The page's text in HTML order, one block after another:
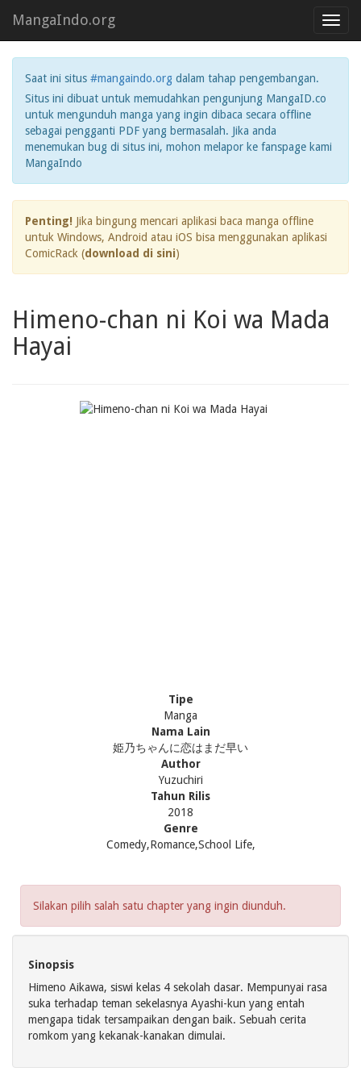
MangaIndo.org
Saat ini situs #mangaindo.org dalam tahap pengembangan.
Situs ini dibuat untuk memudahkan pengunjung MangaID.co
untuk mengunduh manga yang ingin dibaca secara offline
sebagai pengganti PDF yang bermasalah. Jika anda
menemukan bug di situs ini, mohon melapor ke fanspage kami
MangaIndo
Penting! Jika bingung mencari aplikasi baca manga offline
untuk Windows, Android atau iOS bisa menggunakan aplikasi
ComicRack (download di sini)
Himeno-chan ni Koi wa Mada
Hayai
Tipe
Manga
Nama Lain
姫乃ちゃんに恋はまだ早い
Author
Yuzuchiri
Tahun Rilis
2018
Genre
Comedy,Romance,School Life,
Silakan pilih salah satu chapter yang ingin diunduh.
Sinopsis
Himeno Aikawa, siswi kelas 4 sekolah dasar. Mempunyai rasa
suka terhadap teman sekelasnya Ayashi-kun yang entah
mengapa tidak tersampaikan dengan baik. Sebuah cerita
romkom yang kekanak-kanakan dimulai.